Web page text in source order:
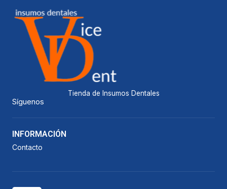
Tienda de Insumos Dentales
Síguenos
INFORMACIÓN
Contacto